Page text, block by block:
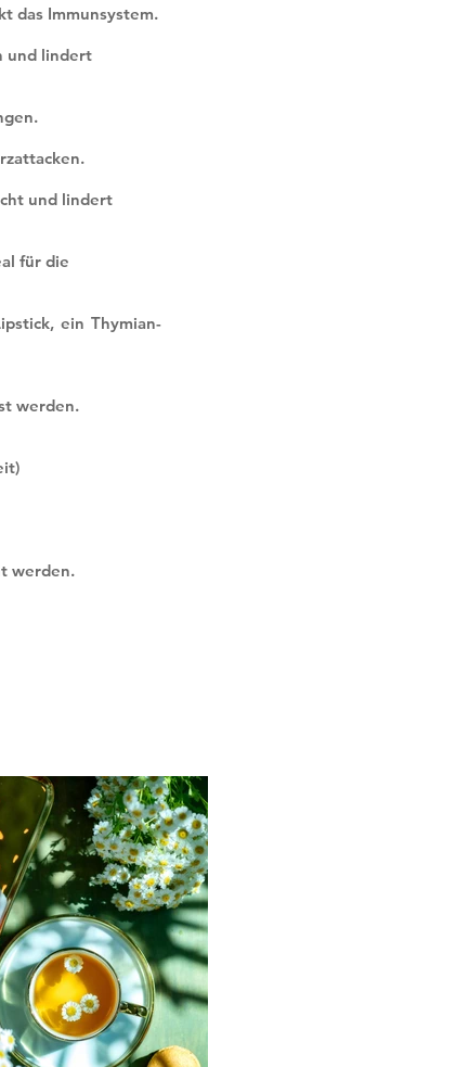
das Immunsystem.
und lindert
und lindert
für die
ein Thymian-
werden.
werden.